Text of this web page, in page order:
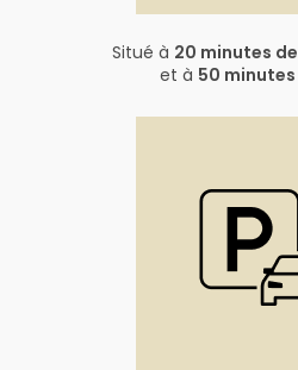
Situé à 20 minutes
et à 50 minutes